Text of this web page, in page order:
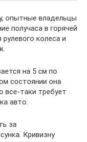
опытные владельцы
получаса в горячей
колеса и
на 5 см по
состоянии она
все-таки требует
авто.
за
Кривизну